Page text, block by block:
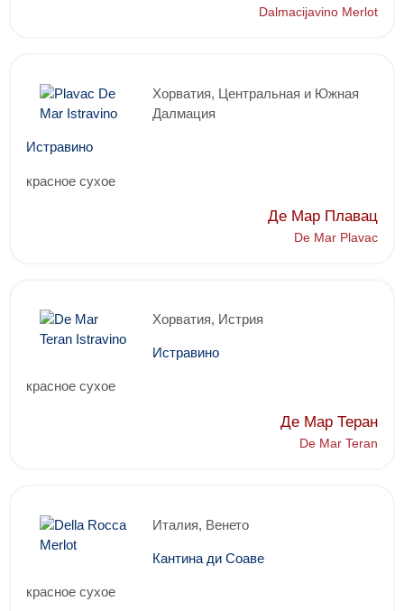
Dalmacijavino Merlot
Хорватия, Центральная и Южная
Далмация
Истравино
красное сухое
Де Мар Плавац
De Mar Plavac
Хорватия, Истрия
Истравино
красное сухое
Де Мар Теран
De Mar Teran
Италия, Венето
Кантина ди Соаве
красное сухое